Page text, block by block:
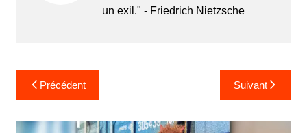
un exil." - Friedrich Nietzsche
Navigation
de
l’article
Précédent Suivant